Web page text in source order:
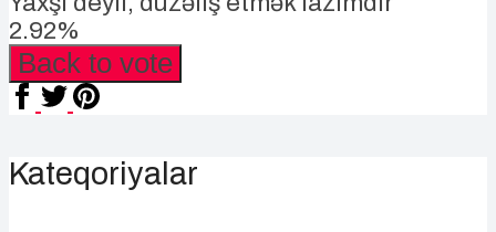
2.92%
Back to vote
Kateqoriyalar